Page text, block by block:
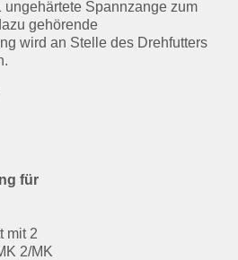
ungehärtete Spannzange zum
gehörende
wird an Stelle des Drehfutters
für
mit 2
2/MK